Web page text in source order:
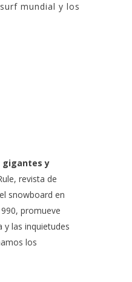
mundial y los
gigantes y
revista de
snowboard en
promueve
y las inquietudes
los